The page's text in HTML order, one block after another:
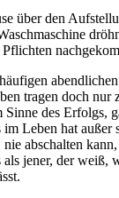
über den
tragen doch nur
des Erfolgs,
Leben hat außer
abschalten
jener, der weiß,